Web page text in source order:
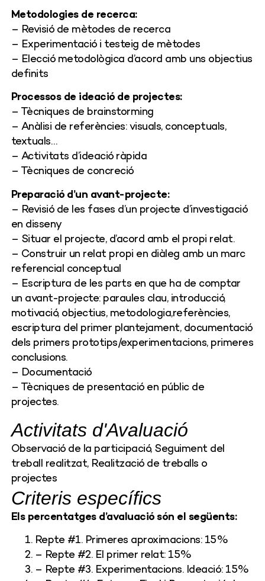
Metodologies de recerca:
– Revisió de mètodes de recerca
– Experimentació i testeig de mètodes
– Elecció metodològica d’acord amb uns objectius
definits
Processos de ideació de projectes:
– Tècniques de brainstorming
– Anàlisi de referències: visuals, conceptuals,
textuals…
– Activitats d’ideació ràpida
– Tècniques de concreció
Preparació d’un avant-projecte:
– Revisió de les fases d’un projecte d’investigació
en disseny
– Situar el projecte, d’acord amb el propi relat.
– Construir un relat propi en diàleg amb un marc
referencial conceptual
– Escriptura de les parts en que ha de comptar
un avant-projecte: paraules clau, introducció,
motivació, objectius, metodologia,referències,
escriptura del primer plantejament, documentació
dels primers prototips/experimentacions, primeres
conclusions.
– Documentació
– Tècniques de presentació en públic de
projectes.
Activitats d'Avaluació
Observació de la participació, Seguiment del
treball realitzat, Realització de treballs o
projectes
Criteris específics
Els percentatges d’avaluació són el següents:
Repte #1. Primeres aproximacions: 15%
– Repte #2. El primer relat: 15%
– Repte #3. Experimentacions. Ideació: 15%